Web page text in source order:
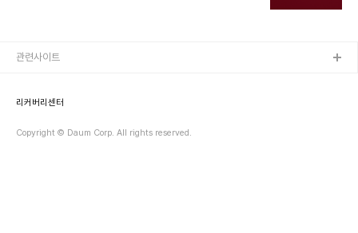
있다는 것이죠. 더 무서운 건 이겁니다 “그냥 계약한 가맹점인데
로 몰릴 수 있습니다“수상한 거래가 있었는지 어떻게 다..
리커버리센터
Copyright © Daum Corp. All rights reserved.
관련사이트